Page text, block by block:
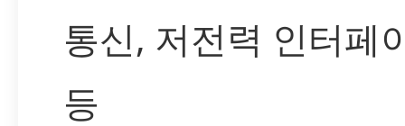
통신, 저전력 인터페
등